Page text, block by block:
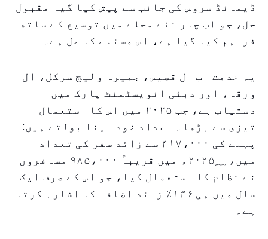
ڈیمانڈ سروس کی جانب سے پیش کیا گیا مقبول
حل، جو اب چار نئے محلے میں توسیع کے ساتھ
فراہم کیا گیا ہے، اس مسئلے کا حل ہے۔
یہ خدمت اب ال قصیس، جمیرہ ولیج سرکل، ال
ورقہ، اور دبئی انویسٹمنٹ پارک میں
دستیاب ہے، جب ۲۰۲۵ میں اس کا استعمال
تیزی سے بڑھا۔ اعداد خود اپنا بولتے ہیں:
پہلے کی ۴۱۷،۰۰۰ سے زائد سفر کی تعداد
میں، ۲۰۲۵؁ء میں قریباً ۹۸۵،۰۰۰ مسافروں
نے نظام کا استعمال کیا، جو اس کے صرف ایک
سال میں ہی ۱۳۶٪ زائد اضافہ کا اشارہ کرتا
ہے۔